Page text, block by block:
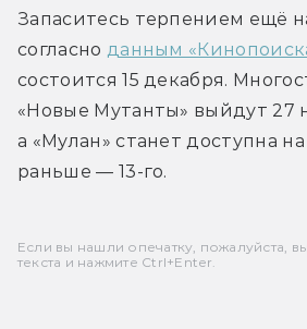
Запаситесь терпением ещё
согласно данным
состоится 15 декабря.
«Новые Мутанты» выйдут 27
а «Мулан» станет доступна
раньше — 13-го.
Если вы нашли опечатку, пожалуйста,
текста и нажмите Ctrl+Enter.